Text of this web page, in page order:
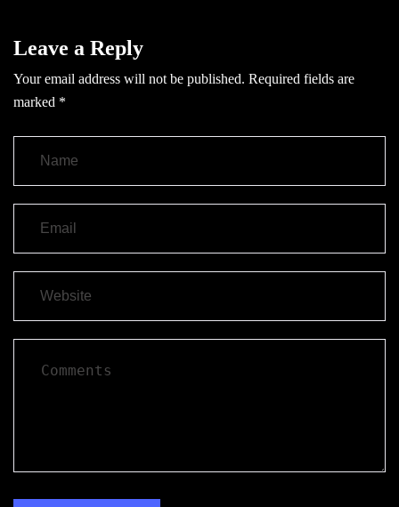
Leave a Reply
Your email address will not be published. Required fields are
marked *